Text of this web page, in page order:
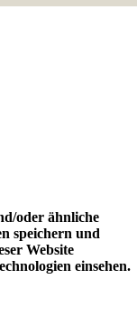
oder ähnliche
speichern und
Website
einsehen.